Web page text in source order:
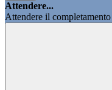
Attendere...
Attendere il